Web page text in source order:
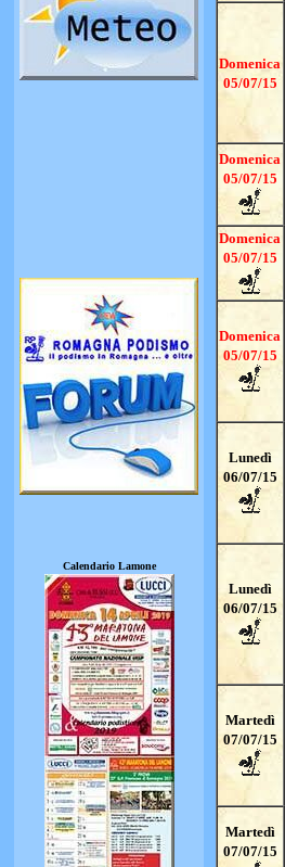
Domenica
05/07/15
Domenica
05/07/15
Domenica
05/07/15
Domenica
05/07/15
Lunedì
06/07/15
Lunedì
06/07/15
Martedì
07/07/15
Martedì
07/07/15
Calendario Lamone